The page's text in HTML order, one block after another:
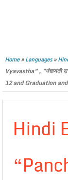
Home»Languages»
Vyavastha” , ”पंचायती
12 and Graduation
Hindi